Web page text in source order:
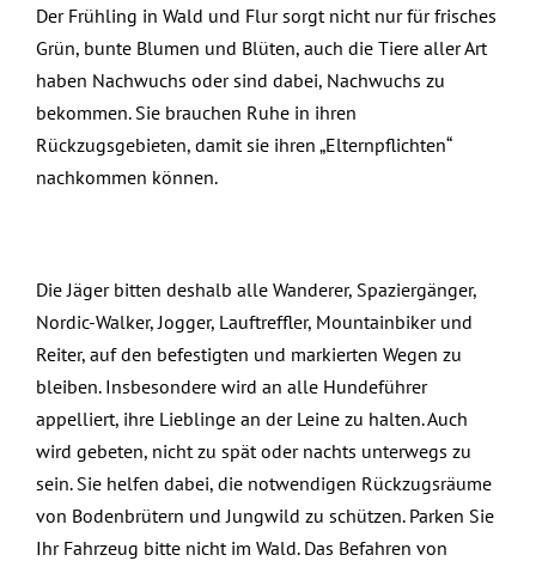
Der Frühling in Wald und Flur sorgt nicht nur für frisches
Grün, bunte Blumen und Blüten, auch die Tiere aller Art
haben Nachwuchs oder sind dabei, Nachwuchs zu
bekommen. Sie brauchen Ruhe in ihren
Rückzugsgebieten, damit sie ihren „Elternpflichten“
nachkommen können.
Die Jäger bitten deshalb alle Wanderer, Spaziergänger,
Nordic-Walker, Jogger, Lauftreffler, Mountainbiker und
Reiter, auf den befestigten und markierten Wegen zu
bleiben. Insbesondere wird an alle Hundeführer
appelliert, ihre Lieblinge an der Leine zu halten. Auch
wird gebeten, nicht zu spät oder nachts unterwegs zu
sein. Sie helfen dabei, die notwendigen Rückzugsräume
von Bodenbrütern und Jungwild zu schützen. Parken Sie
Ihr Fahrzeug bitte nicht im Wald. Das Befahren von